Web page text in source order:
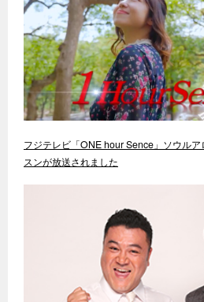
フジテレビ「ONE hour Sence」ソウル
スンが放送されました